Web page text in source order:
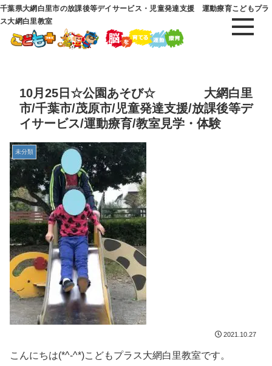
千葉県大網白里市の放課後等デイサービス・児童発達支援 運動療育こどもプラ
ス大網白里教室
10月25日☆公園あそび☆ 大網白里
市/千葉市/茂原市/児童発達支援/放課後等デ
イサービス/運動療育/教室見学・体験
未分類
2021.10.27
こんにちは(*^-^*)こどもプラス大網白里教室です。